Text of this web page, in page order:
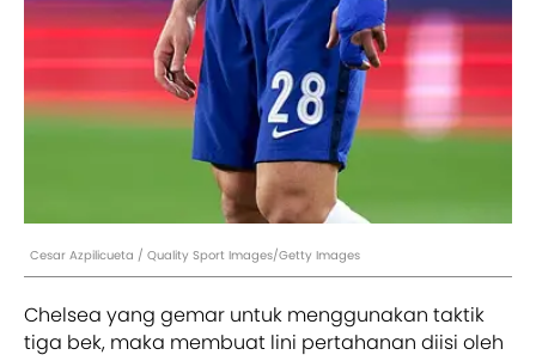
Cesar Azpilicueta / Quality Sport Images/Getty Images
Chelsea yang gemar untuk menggunakan taktik
tiga bek, maka membuat lini pertahanan diisi oleh